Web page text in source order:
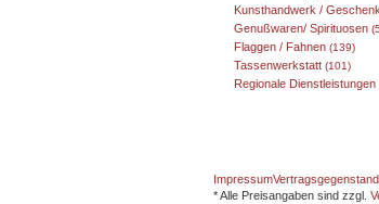
Kunsthandwerk /
Genußwaren/ Spirituosen
Flaggen / Fahnen (139)
Tassenwerkstatt (101)
Regionale Dienstleistungen
Impressum
* Alle Preisangaben sind zzgl.